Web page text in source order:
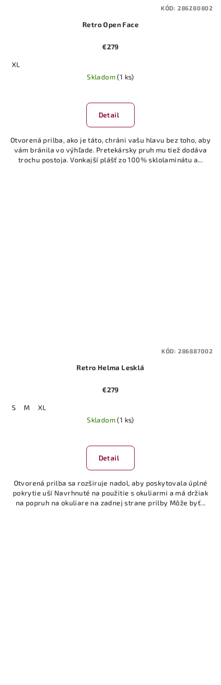
Retro Open Face
€279
XL
Skladom(1 ks)
Detail
Otvorená prilba, ako je táto, chráni vašu hlavu bez toho, aby
vám bránila vo výhľade. Pretekársky pruh mu tiež dodáva
trochu postoja. Vonkajší plášť zo 100% sklolaminátu a...
KÓD: 286280802
Retro Helma Lesklá
€279
S M
XL
Skladom(1 ks)
Detail
Otvorená prilba sa rozširuje nadol, aby poskytovala úplné
pokrytie uší Navrhnuté na použitie s okuliarmi a má držiak
na popruh na okuliare na zadnej strane prilby Môže byť...
KÓD: 286887002